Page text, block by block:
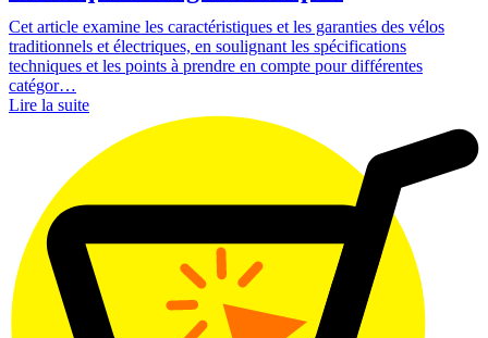
Cet article examine les caractéristiques et les garanties des vélos
traditionnels et électriques, en soulignant les spécifications
techniques et les points à prendre en compte pour différentes
catégor…
Lire la suite